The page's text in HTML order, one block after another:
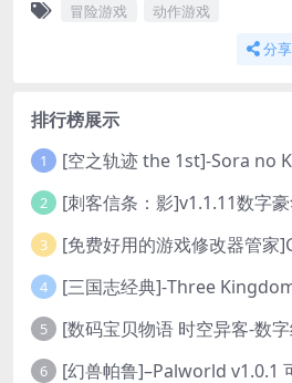
冒险游戏 动作游戏
分享
排行榜展示
1
2 [刺客信条：影]v1.1.11数字
3
4
5
6 [幻兽帕鲁]–Palworld v1.0.1